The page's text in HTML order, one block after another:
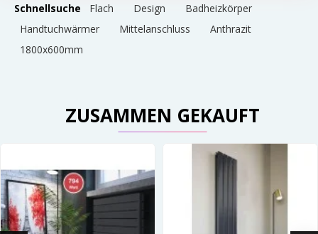
Schnellsuche Flach Design
Badheizkörper
Handtuchwärmer
Mittelanschluss
Anthrazit
1800x600mm
ZUSAMMEN GEKAUFT